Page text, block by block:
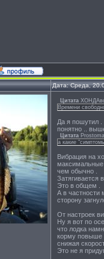
Дата: Среда,
Цитата
Времени
Да я пошутил .
понятно ..
Цитата
а какие
Вибрация на
максимальные
чем обычно .
Затягивается
Это в общем .
А в частности
сторону
От настроек
Ну я вот по
что лодка
корму повыше
снижая
Это не я